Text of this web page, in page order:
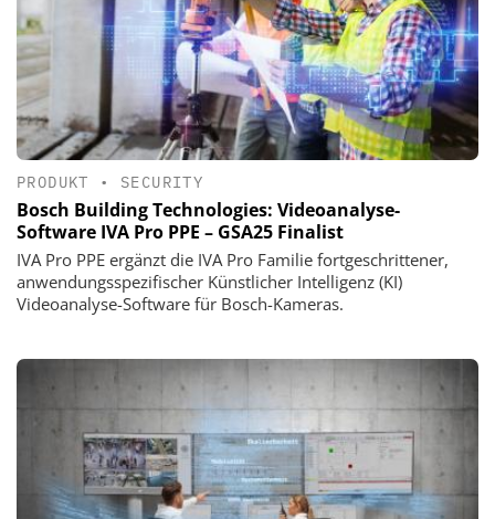
PRODUKT • SECURITY
Bosch Building Technologies: Videoanalyse-
Software IVA Pro PPE – GSA25 Finalist
IVA Pro PPE ergänzt die IVA Pro Familie fortgeschrittener,
anwendungsspezifischer Künstlicher Intelligenz (KI)
Videoanalyse-Software für Bosch-Kameras.